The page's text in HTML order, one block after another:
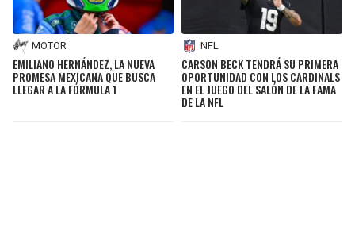
MOTOR
EMILIANO HERNÁNDEZ, LA NUEVA
PROMESA MEXICANA QUE BUSCA
LLEGAR A LA FÓRMULA 1
NFL
CARSON BECK TENDRÁ SU PRIMERA
OPORTUNIDAD CON LOS CARDINALS
EN EL JUEGO DEL SALÓN DE LA FAMA
DE LA NFL